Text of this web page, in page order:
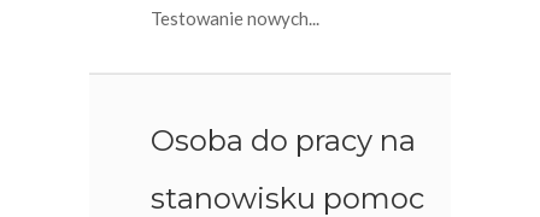
Testowanie nowych...
Osoba do pracy na
stanowisku pomoc